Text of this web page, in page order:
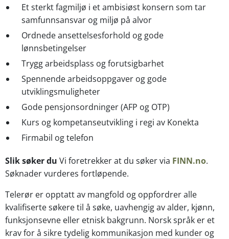
Et sterkt fagmiljø i et ambisiøst konsern som tar
samfunnsansvar og miljø på alvor
Ordnede ansettelsesforhold og gode
lønnsbetingelser
Trygg arbeidsplass og forutsigbarhet
Spennende arbeidsoppgaver og gode
utviklingsmuligheter
Gode pensjonsordninger (AFP og OTP)
Kurs og kompetanseutvikling i regi av Konekta
Firmabil og telefon
Slik søker du Vi foretrekker at du søker via FINN.no.
Søknader vurderes fortløpende.
Telerør er opptatt av mangfold og oppfordrer alle
kvalifiserte søkere til å søke, uavhengig av alder, kjønn,
funksjonsevne eller etnisk bakgrunn. Norsk språk er et
krav for å sikre tydelig kommunikasjon med kunder og